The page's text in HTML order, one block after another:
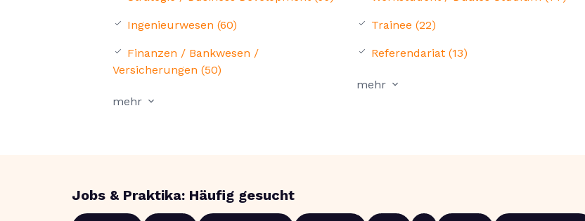
Ingenieurwesen (60)
Finanzen / Bankwesen /
Versicherungen (50)
mehr
Trainee (22)
Referendariat (13)
mehr
Jobs & Praktika: Häufig gesucht